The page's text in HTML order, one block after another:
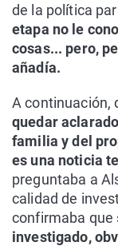
de la política
etapa no le
cosas... pero,
añadía.
A continuación,
quedar
familia y del
es una noticia
preguntaba a
calidad de
confirmaba que
investigado,